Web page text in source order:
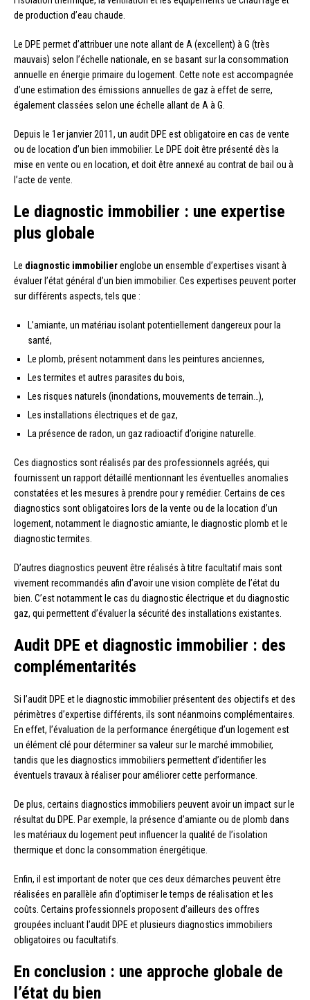
de production d’eau chaude.
Le DPE permet d’attribuer une note allant de A (excellent) à G (très
mauvais) selon l’échelle nationale, en se basant sur la consommation
annuelle en énergie primaire du logement. Cette note est accompagnée
d’une estimation des émissions annuelles de gaz à effet de serre,
également classées selon une échelle allant de A à G.
Depuis le 1er janvier 2011, un audit DPE est obligatoire en cas de vente
ou de location d’un bien immobilier. Le DPE doit être présenté dès la
mise en vente ou en location, et doit être annexé au contrat de bail ou à
l’acte de vente.
Le diagnostic immobilier : une expertise
plus globale
Le diagnostic immobilierenglobe un ensemble d’expertises visant à
évaluer l’état général d’un bien immobilier. Ces expertises peuvent porter
sur différents aspects, tels que :
L’amiante, un matériau isolant potentiellement dangereux pour la
santé,
Le plomb, présent notamment dans les peintures anciennes,
Les termites et autres parasites du bois,
Les risques naturels (inondations, mouvements de terrain…),
Les installations électriques et de gaz,
La présence de radon, un gaz radioactif d’origine naturelle.
Ces diagnostics sont réalisés par des professionnels agréés, qui
fournissent un rapport détaillé mentionnant les éventuelles anomalies
constatées et les mesures à prendre pour y remédier. Certains de ces
diagnostics sont obligatoires lors de la vente ou de la location d’un
logement, notamment le diagnostic amiante, le diagnostic plomb et le
diagnostic termites.
D’autres diagnostics peuvent être réalisés à titre facultatif mais sont
vivement recommandés afin d’avoir une vision complète de l’état du
bien. C’est notamment le cas du diagnostic électrique et du diagnostic
gaz, qui permettent d’évaluer la sécurité des installations existantes.
Audit DPE et diagnostic immobilier : des
complémentarités
Si l’audit DPE et le diagnostic immobilier présentent des objectifs et des
périmètres d’expertise différents, ils sont néanmoins complémentaires.
En effet, l’évaluation de la performance énergétique d’un logement est
un élément clé pour déterminer sa valeur sur le marché immobilier,
tandis que les diagnostics immobiliers permettent d’identifier les
éventuels travaux à réaliser pour améliorer cette performance.
De plus, certains diagnostics immobiliers peuvent avoir un impact sur le
résultat du DPE. Par exemple, la présence d’amiante ou de plomb dans
les matériaux du logement peut influencer la qualité de l’isolation
thermique et donc la consommation énergétique.
Enfin, il est important de noter que ces deux démarches peuvent être
réalisées en parallèle afin d’optimiser le temps de réalisation et les
coûts. Certains professionnels proposent d’ailleurs des offres
groupées incluant l’audit DPE et plusieurs diagnostics immobiliers
obligatoires ou facultatifs.
En conclusion : une approche globale de
l’état du bien